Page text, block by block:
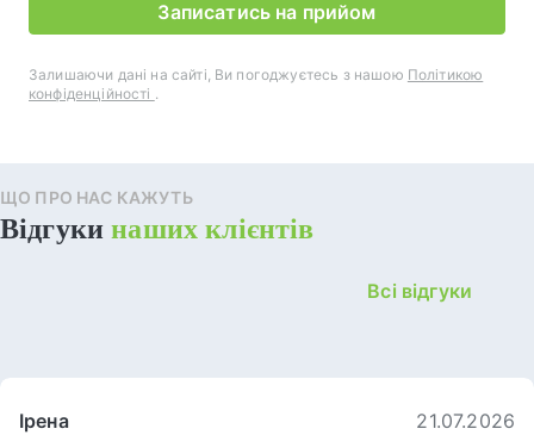
Записатись на прийом
Залишаючи дані на сайті, Ви погоджуєтесь з нашою Політикою
конфіденційності .
ЩО ПРО НАС КАЖУТЬ
Відгукинаших клієнтів
Всі відгуки
Ірена 21.07.2026